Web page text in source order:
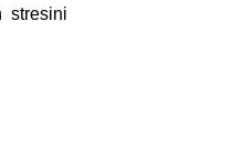
stresini